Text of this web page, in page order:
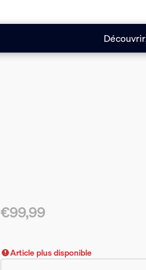
Découvrir
€99,99
Article plus disponible